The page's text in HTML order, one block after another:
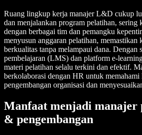
Ruang lingkup kerja manajer L&D cukup
dan menjalankan program pelatihan, sering
dengan berbagai tim dan pemangku
menyusun anggaran pelatihan, memastikan
berkualitas tanpa melampaui dana. Dengan
pembelajaran (LMS) dan platform e-
materi pelatihan selalu terkini dan efektif.
berkolaborasi dengan HR untuk memahami
pengembangan organisasi dan
Manfaat menjadi manajer
& pengembangan